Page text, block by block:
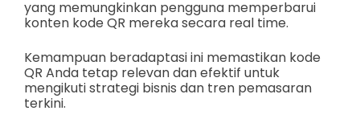
yang memungkinkan pengguna memperbarui
konten kode QR mereka secara real time.
Kemampuan beradaptasi ini memastikan kode
QR Anda tetap relevan dan efektif untuk
mengikuti strategi bisnis dan tren pemasaran
terkini.